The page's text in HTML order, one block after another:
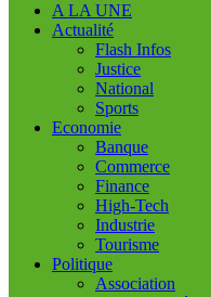
A LA UNE
Actualité
Flash Infos
Justice
National
Sports
Economie
Banque
Commerce
Finance
High-Tech
Industrie
Tourisme
Politique
Association